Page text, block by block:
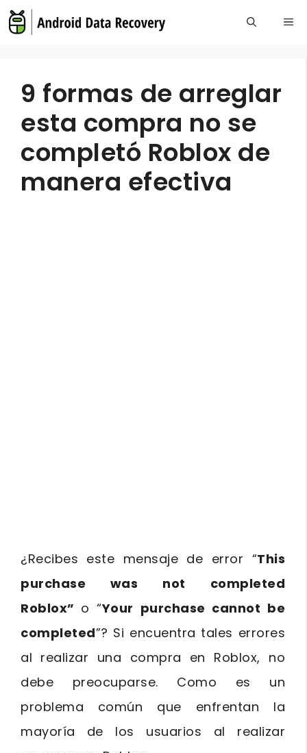
Skip
to
9 formas de arreglar
esta compra no se
completó Roblox de
manera efectiva
¿Recibes este mensaje de error “This
purchase was not completed
Roblox” o “Your purchase cannot be
completed”? Si encuentra tales errores
al realizar una compra en Roblox, no
debe preocuparse. Como es un
problema común que enfrentan la
mayoría de los usuarios al realizar